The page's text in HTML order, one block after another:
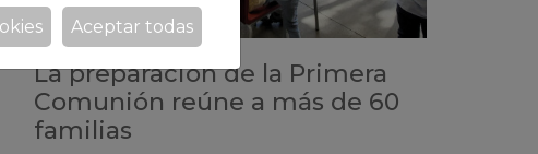
La preparación de la Primera
Comunión reúne a más de 60
familias
Aceptar todas